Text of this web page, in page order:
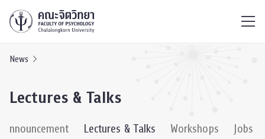
News
Lectures & Talks
Lectures & Talks Workshops Jobs